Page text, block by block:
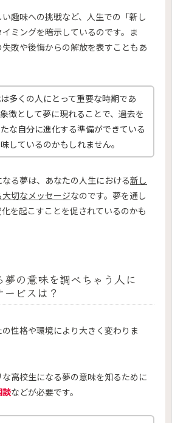
趣味への挑戦など、人生での「新し
ミングを暗示しているのです。ま
敗や後悔からの解放を表すこともあ
多くの人にとって重要な時期であ
徴として夢に現れることで、過去を
な自分に進化する準備ができている
しているのかもしれません。
る夢は、あなたの人生における新し
切なメッセージなのです。夢を通し
を起こすことを促されているのかも
夢の意味を調べちゃう人に
ービスは？
性格や環境により大きく変わりま
高校生になる夢の意味を知るために
談などが必要です。